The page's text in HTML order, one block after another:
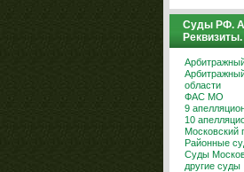
Суды РФ.
области
ФАС МО
9
10
Московский
Районные
Суды
другие суды